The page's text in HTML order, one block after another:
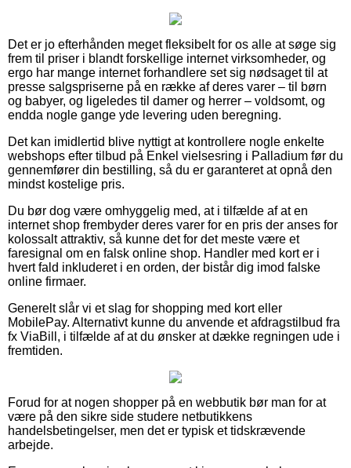
Det er jo efterhånden meget fleksibelt for os alle at søge sig
frem til priser i blandt forskellige internet virksomheder, og
ergo har mange internet forhandlere set sig nødsaget til at
presse salgspriserne på en række af deres varer – til børn
og babyer, og ligeledes til damer og herrer – voldsomt, og
endda nogle gange yde levering uden beregning.
Det kan imidlertid blive nyttigt at kontrollere nogle enkelte
webshops efter tilbud på Enkel vielsesring i Palladium før du
gennemfører din bestilling, så du er garanteret at opnå den
mindst kostelige pris.
Du bør dog være omhyggelig med, at i tilfælde af at en
internet shop frembyder deres varer for en pris der anses for
kolossalt attraktiv, så kunne det for det meste være et
faresignal om en falsk online shop. Handler med kort er i
hvert fald inkluderet i en orden, der bistår dig imod falske
online firmaer.
Generelt slår vi et slag for shopping med kort eller
MobilePay. Alternativt kunne du anvende et afdragstilbud fra
fx ViaBill, i tilfælde af at du ønsker at dække regningen ude i
fremtiden.
Forud for at nogen shopper på en webbutik bør man for at
være på den sikre side studere netbutikkens
handelsbetingelser, men det er typisk et tidskrævende
arbejde.